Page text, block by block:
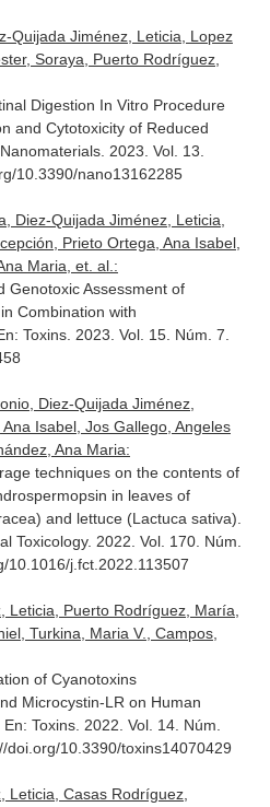
Quijada Jiménez, Leticia, Lopez
Soraya, Puerto Rodríguez,
Digestion In Vitro Procedure
and Cytotoxicity of Reduced
. 2023. Vol. 13.
10.3390/nano13162285
Diez-Quijada Jiménez, Leticia,
Prieto Ortega, Ana Isabel,
Maria, et. al.:
Genotoxic Assessment of
Combination with
Toxins. 2023. Vol. 15. Núm. 7.
Diez-Quijada Jiménez,
Isabel, Jos Gallego, Angeles
Ana Maria:
techniques on the contents of
in leaves of
and lettuce (Lactuca sativa).
Toxicology. 2022. Vol. 170. Núm.
10.1016/j.fct.2022.113507
Leticia, Puerto Rodríguez, María,
Turkina, Maria V., Campos,
of Cyanotoxins
Microcystin-LR on Human
En: Toxins. 2022. Vol. 14. Núm.
doi.org/10.3390/toxins14070429
Leticia, Casas Rodríguez,